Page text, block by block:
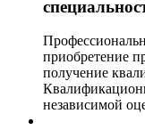
приобретение
получение
независимой